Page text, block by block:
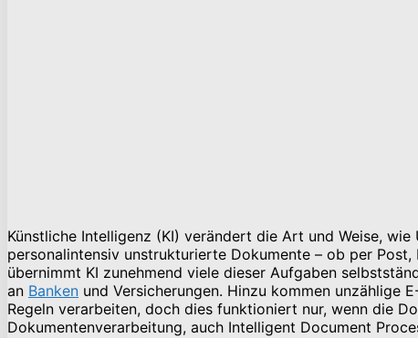
Künstliche Intelligenz (KI) verändert die Art und Weise,
personalintensiv unstrukturierte Dokumente – ob per
übernimmt KI zunehmend viele dieser Aufgaben
an Banken und Versicherungen. Hinzu kommen unzählige
Regeln verarbeiten, doch dies funktioniert nur, wenn die
Dokumentenverarbeitung, auch Intelligent Document